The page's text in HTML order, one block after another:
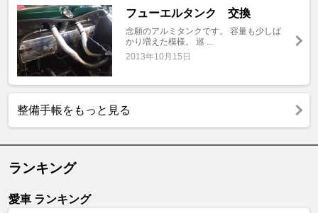
フューエルタンク 交換
念願のアルミタンクです。 容量も少しば
かり増えた模様。 巡 ...
2013年10月15日
整備手帳をもっと見る
ランキング
愛車 ランキング